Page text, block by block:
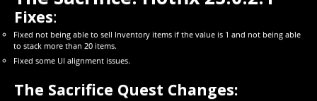
Fixes:
Fixed not being able to sell Inventory items if the value is 1 and not being able
to stack more than 20 items.
Fixed some UI alignment issues.
The Sacrifice Quest Changes: